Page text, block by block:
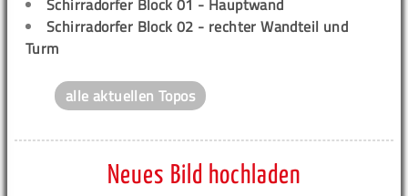
Schirradorfer Block 01 - Hauptwand
Schirradorfer Block 02 - rechter Wandteil und
Turm
alle aktuellen Topos
Neues Bild hochladen